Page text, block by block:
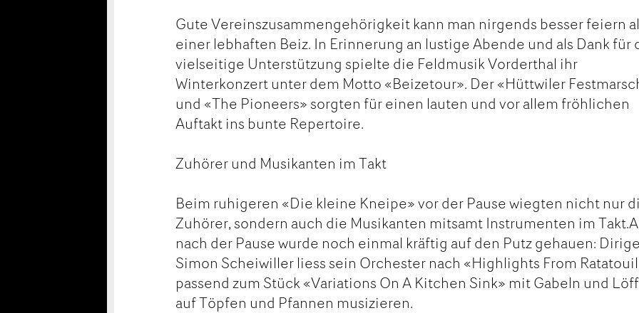
Gute Vereinszusammengehörigkeit kann man nirgends besser feiern
einer lebhaften Beiz. In Erinnerung an lustige Abende und als Dank für
vielseitige Unterstützung spielte die Feldmusik Vorderthal ihr
Winterkonzert unter dem Motto «Beizetour». Der «Hüttwiler
und «The Pioneers» sorgten für einen lauten und vor allem fröhlichen
Auftakt ins bunte Repertoire.
Zuhörer und Musikanten im Takt
Beim ruhigeren «Die kleine Kneipe» vor der Pause wiegten nicht nur
Zuhörer, sondern auch die Musikanten mitsamt Instrumenten im
nach der Pause wurde noch einmal kräftig auf den Putz gehauen:
Simon Scheiwiller liess sein Orchester nach «Highlights From
passend zum Stück «Variations On A Kitchen Sink» mit Gabeln und
auf Töpfen und Pfannen musizieren.